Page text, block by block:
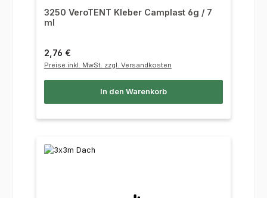
3250 VeroTENT Kleber Camplast 6g / 7
ml
Regulärer Preis:
2,76 €
Preise inkl. MwSt. zzgl. Versandkosten
In den Warenkorb